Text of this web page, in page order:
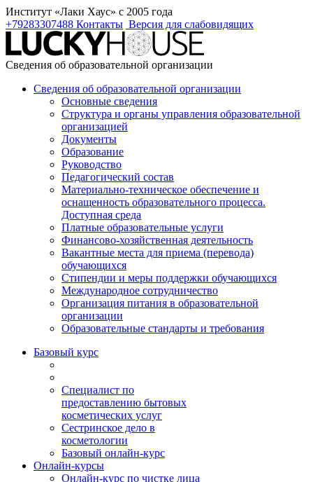
Институт «Лаки Хаус» с 2005 года
+79283307488 Контакты Версия для слабовидящих
Сведения об образовательной организации
Сведения об образовательной организации
Основные сведения
Структура и органы управления образовательной
организацией
Документы
Образование
Руководство
Педагогический состав
Материально-техническое обеспечение и
оснащенность образовательного процесса.
Доступная среда
Платные образовательные услуги
Финансово-хозяйственная деятельность
Вакантные места для приема (перевода)
обучающихся
Стипендии и меры поддержки обучающихся
Международное сотрудничество
Организация питания в образовательной
организации
Образовательные стандарты и требования
Базовый курс
Специалист по
предоставлению бытовых
косметических услуг
Сестринское дело в
косметологии
Базовый онлайн-курс
Онлайн-курсы
Онлайн-курс по чистке лица